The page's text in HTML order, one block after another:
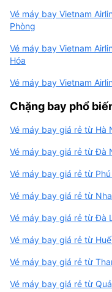
Vé máy bay Vietnam
Phòng
Vé máy bay Vietnam
Hóa
Vé máy bay Vietnam
Chặng bay phổ
Vé máy bay giá rẻ từ Hà
Vé máy bay giá rẻ từ Đà
Vé máy bay giá rẻ từ
Vé máy bay giá rẻ từ
Vé máy bay giá rẻ từ Đà
Vé máy bay giá rẻ từ
Vé máy bay giá rẻ từ
Vé máy bay giá rẻ từ